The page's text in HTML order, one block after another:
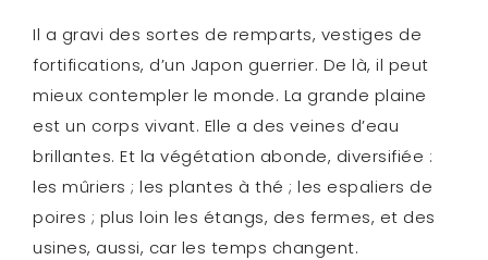
Il a gravi des sortes de remparts, vestiges de
fortifications, d’un Japon guerrier. De là, il peut
mieux contempler le monde. La grande plaine
est un corps vivant. Elle a des veines d’eau
brillantes. Et la végétation abonde, diversifiée :
les mûriers ; les plantes à thé ; les espaliers de
poires ; plus loin les étangs, des fermes, et des
usines, aussi, car les temps changent.